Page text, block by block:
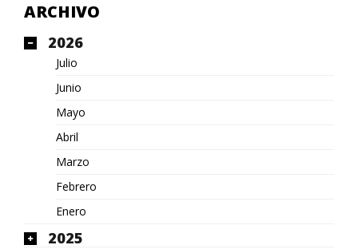
ARCHIVO
2026
Julio
Junio
Mayo
Abril
Marzo
Febrero
Enero
2025